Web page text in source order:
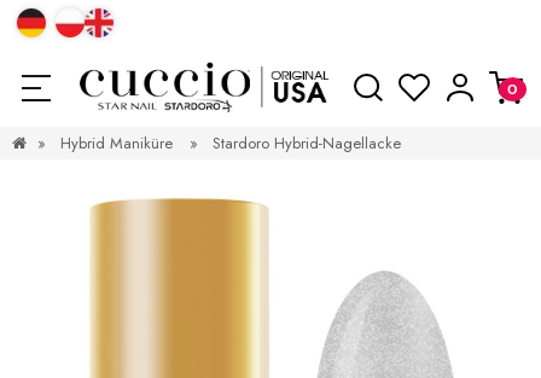
» Hybrid Maniküre » Stardoro Hybrid-Nagellacke